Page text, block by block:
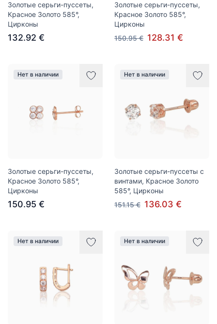
Золотые серьги-пуссеты,
Красное Золото 585°,
Цирконы
132.92 €
Золотые серьги-пуссеты,
Красное Золото 585°,
Цирконы
150.95 € 128.31 €
Нет в наличии
Золотые серьги-пуссеты,
Красное Золото 585°,
Цирконы
150.95 €
Нет в наличии
Золотые серьги-пуссеты с
винтами, Красное Золото
585°, Цирконы
151.15 € 136.03 €
Нет в наличии Нет в наличии